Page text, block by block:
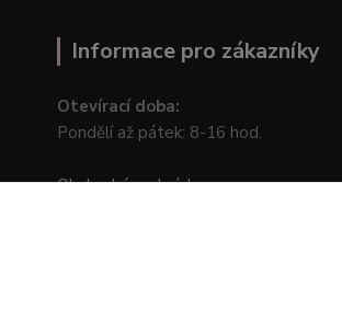
Informace pro zákazníky
Otevírací doba:
Pondělí až pátek: 8-16 hod.
Obchodní podmínky